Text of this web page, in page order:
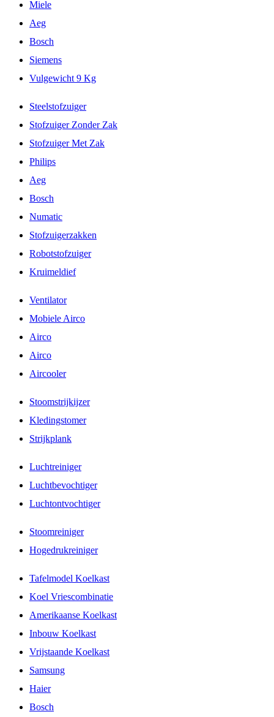
Miele
Aeg
Bosch
Siemens
Vulgewicht 9 Kg
Steelstofzuiger
Stofzuiger Zonder Zak
Stofzuiger Met Zak
Philips
Aeg
Bosch
Numatic
Stofzuigerzakken
Robotstofzuiger
Kruimeldief
Ventilator
Mobiele Airco
Airco
Airco
Aircooler
Stoomstrijkijzer
Kledingstomer
Strijkplank
Luchtreiniger
Luchtbevochtiger
Luchtontvochtiger
Stoomreiniger
Hogedrukreiniger
Tafelmodel Koelkast
Koel Vriescombinatie
Amerikaanse Koelkast
Inbouw Koelkast
Vrijstaande Koelkast
Samsung
Haier
Bosch